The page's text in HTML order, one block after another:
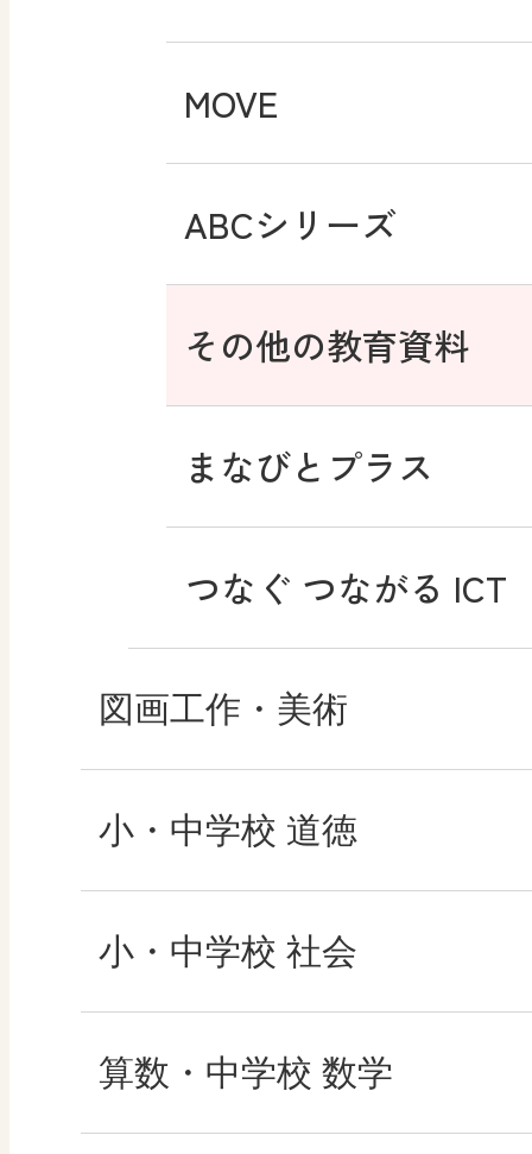
MOVE
ABCシリーズ
その他の教育資料
まなびとプラス
つなぐ つながる ICT
図画工作・美術
形 forme
十人虹色 ～「違う」
図工のみかた
小・中学校 道徳
どうとくのひろば
どうする？とくだ先
―マンガで考える道
小・中学校 社会
社会科NAVI
算数・中学校 数学